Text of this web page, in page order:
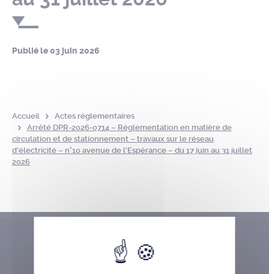
Publié le03 juin 2026
Accueil
Actes réglementaires
Arrêté DPR-2026-0714 – Réglementation en matière de
circulation et de stationnement – travaux sur le réseau
d’électricité – n°10 avenue de l’Espérance – du 17 juin au 31 juillet
2026